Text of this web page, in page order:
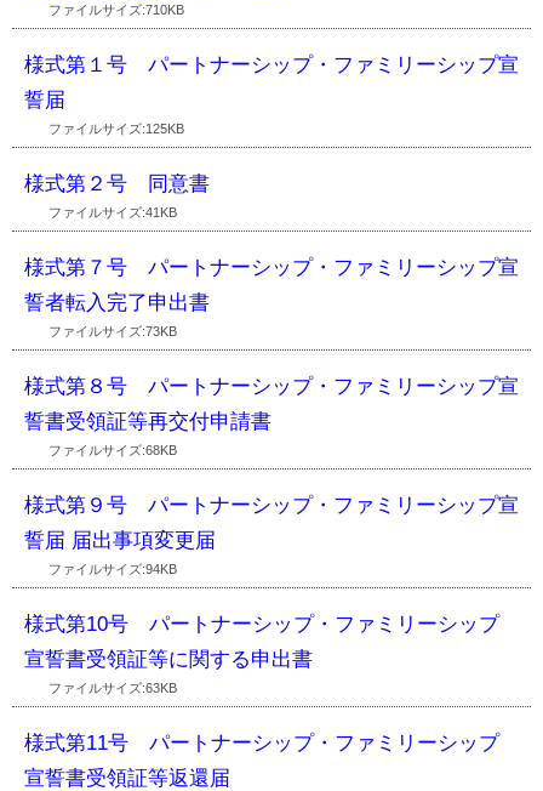
ファイルサイズ:710KB
様式第１号 パートナーシップ・ファミリーシップ宣
誓届
ファイルサイズ:125KB
様式第２号 同意書
ファイルサイズ:41KB
様式第７号 パートナーシップ・ファミリーシップ宣
誓者転入完了申出書
ファイルサイズ:73KB
様式第８号 パートナーシップ・ファミリーシップ宣
誓書受領証等再交付申請書
ファイルサイズ:68KB
様式第９号 パートナーシップ・ファミリーシップ宣
誓届 届出事項変更届
ファイルサイズ:94KB
様式第10号 パートナーシップ・ファミリーシップ
宣誓書受領証等に関する申出書
ファイルサイズ:63KB
様式第11号 パートナーシップ・ファミリーシップ
宣誓書受領証等返還届